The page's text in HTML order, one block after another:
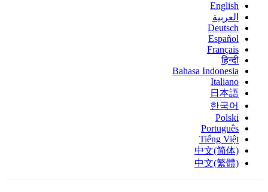
English
العربية
Deutsch
Español
Français
हिन्दी
Bahasa Indonesia
Italiano
日本語
한국어
Polski
Português
Tiếng Việt
中文(简体)
中文(繁體)